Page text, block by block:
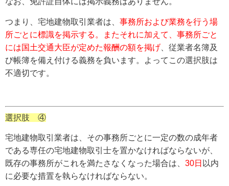
つまり、宅地建物取引業者は、 事務所および業務を行う場
所ごとに標識を掲示する。またそれに加えて、事務所ごと
には国土交通大臣が定めた報酬の額を掲げ 、従業者名簿及
び帳簿を備え付ける義務を負います。よってこの選択肢は
不適切です。
選択肢 ④
宅地建物取引業者は、その事務所ごとに一定の数の成年者
である専任の宅地建物取引士を置かなければならないが、
既存の事務所がこれを満たさなくなった場合は、 30日 以内
に必要な措置を執らなければならない。